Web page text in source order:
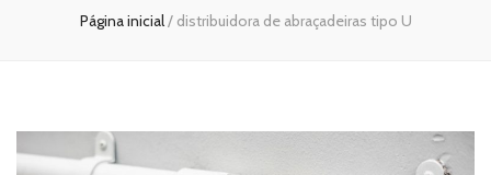
Página inicial/ distribuidora de abraçadeiras tipo U